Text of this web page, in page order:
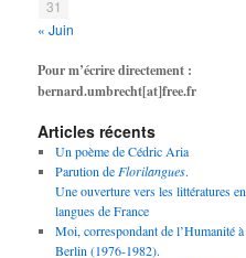
31
« Juin
Pour m’écrire directement :
bernard.umbrecht[at]free.fr
Articles récents
Un poème de Cédric Aria
Parution de Florilangues.
Une ouverture vers les littératures en
langues de France
Moi, correspondant de l’Humanité à
Berlin (1976-1982).